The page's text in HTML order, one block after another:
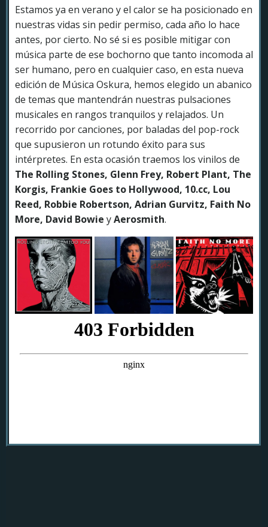
Estamos ya en verano y el calor se ha posicionado en
nuestras vidas sin pedir permiso, cada año lo hace
antes, por cierto. No sé si es posible mitigar con
música parte de ese bochorno que tanto incomoda al
ser humano, pero en cualquier caso, en esta nueva
edición de Música Oskura, hemos elegido un abanico
de temas que mantendrán nuestras pulsaciones
musicales en rangos tranquilos y relajados. Un
recorrido por canciones, por baladas del pop-rock
que supusieron un rotundo éxito para sus
intérpretes. En esta ocasión traemos los vinilos de
The Rolling Stones, Glenn Frey, Robert Plant, The
Korgis, Frankie Goes to Hollywood, 10.cc, Lou
Reed, Robbie Robertson, Adrian Gurvitz, Faith No
More, David Bowie yAerosmith.